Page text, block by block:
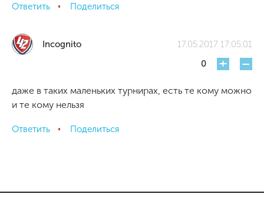
Ответить Поделиться
Incognito
17.05.2017 17:05:01
0
+ -
даже в таких маленьких турнирах, есть те кому можно
и те кому нельзя
Ответить Поделиться